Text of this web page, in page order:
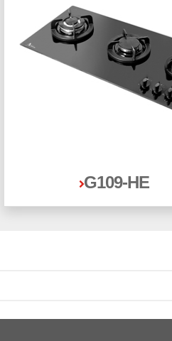
G109-HE